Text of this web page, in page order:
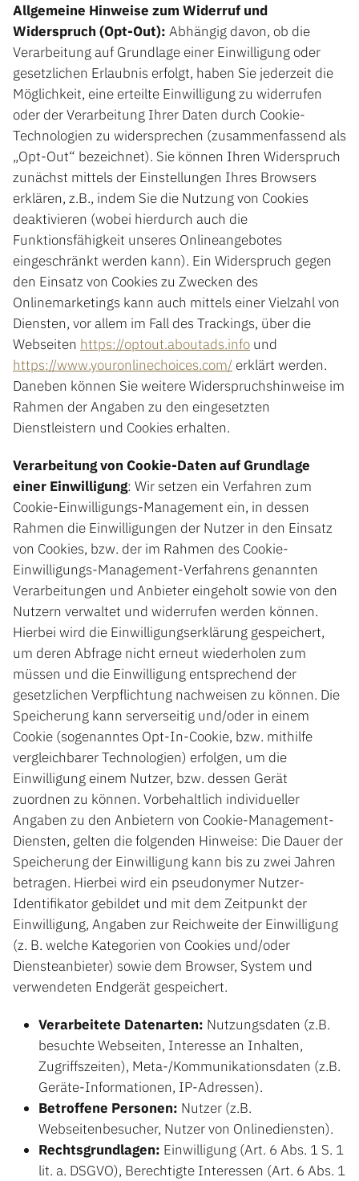
Allgemeine Hinweise zum Widerruf und
Widerspruch (Opt-Out): Abhängig davon, ob die
Verarbeitung auf Grundlage einer Einwilligung oder
gesetzlichen Erlaubnis erfolgt, haben Sie jederzeit die
Möglichkeit, eine erteilte Einwilligung zu widerrufen
oder der Verarbeitung Ihrer Daten durch Cookie-
Technologien zu widersprechen (zusammenfassend als
„Opt-Out“ bezeichnet). Sie können Ihren Widerspruch
zunächst mittels der Einstellungen Ihres Browsers
erklären, z.B., indem Sie die Nutzung von Cookies
deaktivieren (wobei hierdurch auch die
Funktionsfähigkeit unseres Onlineangebotes
eingeschränkt werden kann). Ein Widerspruch gegen
den Einsatz von Cookies zu Zwecken des
Onlinemarketings kann auch mittels einer Vielzahl von
Diensten, vor allem im Fall des Trackings, über die
Webseiten https://optout.aboutads.info und
https://www.youronlinechoices.com/ erklärt werden.
Daneben können Sie weitere Widerspruchshinweise im
Rahmen der Angaben zu den eingesetzten
Dienstleistern und Cookies erhalten.
Verarbeitung von Cookie-Daten auf Grundlage
einer Einwilligung: Wir setzen ein Verfahren zum
Cookie-Einwilligungs-Management ein, in dessen
Rahmen die Einwilligungen der Nutzer in den Einsatz
von Cookies, bzw. der im Rahmen des Cookie-
Einwilligungs-Management-Verfahrens genannten
Verarbeitungen und Anbieter eingeholt sowie von den
Nutzern verwaltet und widerrufen werden können.
Hierbei wird die Einwilligungserklärung gespeichert,
um deren Abfrage nicht erneut wiederholen zum
müssen und die Einwilligung entsprechend der
gesetzlichen Verpflichtung nachweisen zu können. Die
Speicherung kann serverseitig und/oder in einem
Cookie (sogenanntes Opt-In-Cookie, bzw. mithilfe
vergleichbarer Technologien) erfolgen, um die
Einwilligung einem Nutzer, bzw. dessen Gerät
zuordnen zu können. Vorbehaltlich individueller
Angaben zu den Anbietern von Cookie-Management-
Diensten, gelten die folgenden Hinweise: Die Dauer der
Speicherung der Einwilligung kann bis zu zwei Jahren
betragen. Hierbei wird ein pseudonymer Nutzer-
Identifikator gebildet und mit dem Zeitpunkt der
Einwilligung, Angaben zur Reichweite der Einwilligung
(z. B. welche Kategorien von Cookies und/oder
Diensteanbieter) sowie dem Browser, System und
verwendeten Endgerät gespeichert.
Verarbeitete Datenarten: Nutzungsdaten (z.B.
besuchte Webseiten, Interesse an Inhalten,
Zugriffszeiten), Meta-/Kommunikationsdaten (z.B.
Geräte-Informationen, IP-Adressen).
Betroffene Personen: Nutzer (z.B.
Webseitenbesucher, Nutzer von Onlinediensten).
Rechtsgrundlagen: Einwilligung (Art. 6 Abs. 1 S. 1
lit. a. DSGVO), Berechtigte Interessen (Art. 6 Abs. 1